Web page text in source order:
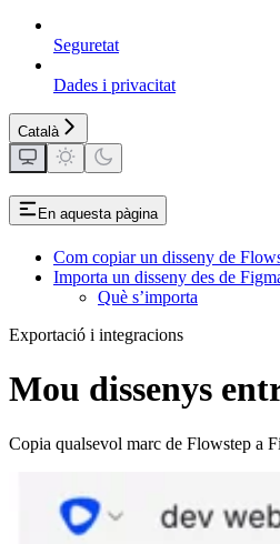
Seguretat
Dades i privacitat
Català
En aquesta pàgina
Com copiar un disseny de
Importa un disseny des de
Què s’importa
Exportació i integracions
Mou dissenys
Copia qualsevol marc de Flowstep a